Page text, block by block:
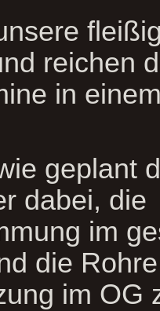
reichen
in
geplant
dabei, die
im
die
im OG